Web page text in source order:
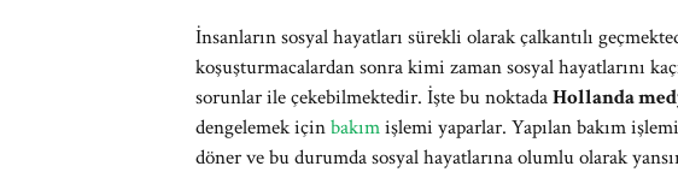
İnsanların sosyal hayatları sürekli olarak çalkantılı
koşuşturmacalardan sonra kimi zaman sosyal hayatlarını
sorunlar ile çekebilmektedir. İşte bu noktadaHollanda
dengelemek içinbakımişlemi yaparlar. Yapılan bakım
döner ve bu durumda sosyal hayatlarına olumlu olarak